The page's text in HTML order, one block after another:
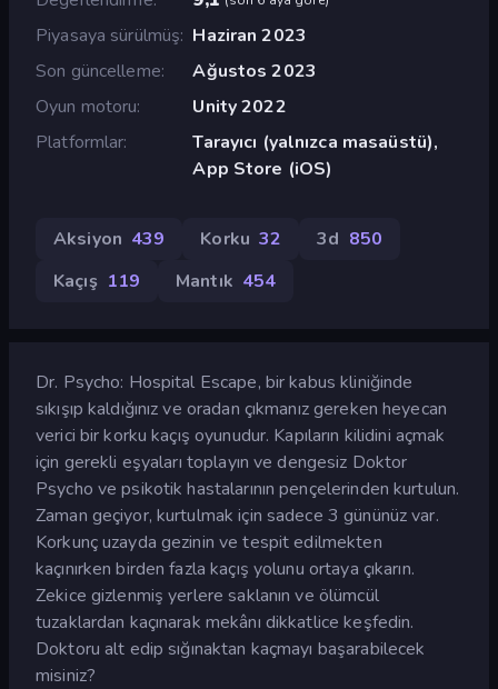
Piyasaya sürülmüş Haziran 2023
Son güncelleme
Ağustos 2023
Oyun motoru
Unity 2022
Platformlar
Tarayıcı (yalnızca masaüstü),
App Store (iOS)
Aksiyon 439 Korku 32 3d 850
Kaçış 119 Mantık 454
Dr. Psycho: Hospital Escape, bir kabus kliniğinde
sıkışıp kaldığınız ve oradan çıkmanız gereken heyecan
verici bir korku kaçış oyunudur. Kapıların kilidini açmak
için gerekli eşyaları toplayın ve dengesiz Doktor
Psycho ve psikotik hastalarının pençelerinden kurtulun.
Zaman geçiyor, kurtulmak için sadece 3 gününüz var.
Korkunç uzayda gezinin ve tespit edilmekten
kaçınırken birden fazla kaçış yolunu ortaya çıkarın.
Zekice gizlenmiş yerlere saklanın ve ölümcül
tuzaklardan kaçınarak mekânı dikkatlice keşfedin.
Doktoru alt edip sığınaktan kaçmayı başarabilecek
misiniz?